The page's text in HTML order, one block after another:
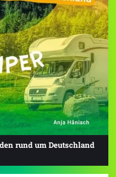
rund um Deutschland